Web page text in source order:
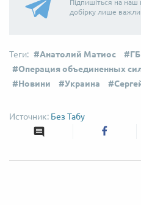
Підпишіться на наш
добірку лише
Анатолий Матиос
Операция объединенных
Новини
Украина
Без Табу